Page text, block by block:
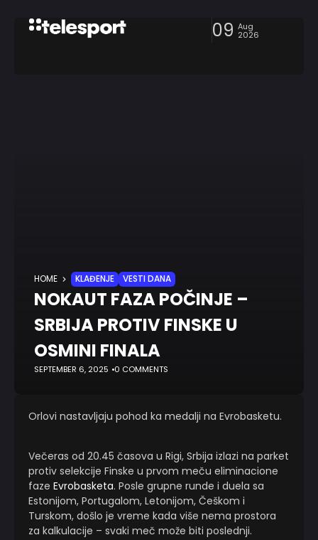
09 Aug
2026
HOME KLAĐENJE VESTI DANA
NOKAUT FAZA POČINJE –
SRBIJA PROTIV FINSKE U
OSMINI FINALA
SEPTEMBER 6, 2025 0 COMMENTS
Orlovi nastavljaju pohod ka medalji na Evrobasketu.
Večeras od 20.45 časova u Rigi, Srbija izlazi na parket
protiv selekcije Finske u prvom meču eliminacione
faze Evrobasketa. Posle grupne runde i duela sa
Estonijom, Portugalom, Letonijom, Češkom i
Turskom, došlo je vreme kada više nema prostora
za kalkulacije – svaki meč može biti poslednji.